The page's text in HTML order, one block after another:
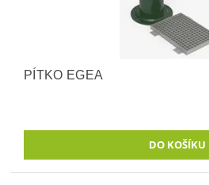
PÍTKO EGEA